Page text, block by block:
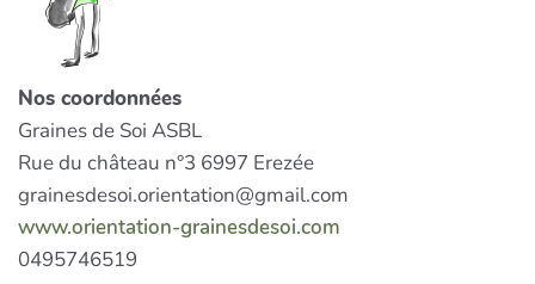
Nos coordonnées
Graines de Soi ASBL
Rue du château n°3 6997 Erezée
grainesdesoi.orientation@gmail.com
www.orientation-grainesdesoi.com
0495746519